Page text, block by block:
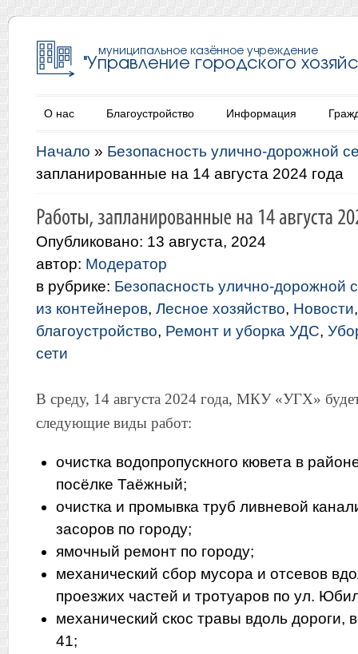
О нас Благоустройство Информация
Начало » Безопасность улично-дорожной
запланированные на 14 августа 2024 года
Опубликовано: 13 августа, 2024
автор: Модератор
в рубрике: Безопасность улично-дорожной
из контейнеров, Лесное хозяйство, Новости
благоустройство, Ремонт и уборка УДС,
сети
В среду, 14 августа 2024 года, МКУ «УГХ»
следующие виды работ:
очистка водопропускного кювета в
посёлке Таёжный;
очистка и промывка труб ливневой
засоров по городу;
ямочный ремонт по городу;
механический сбор мусора и отсевов
проезжих частей и тротуаров по ул.
механический скос травы вдоль
41;